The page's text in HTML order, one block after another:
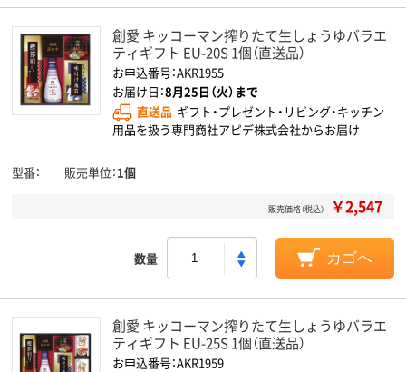
創愛 キッコーマン搾りたて生しょうゆバラエ
ティギフト EU-20S 1個（直送品）
お申込番号：AKR1955
お届け日：8月25日（火）まで
直送品 ギフト・プレゼント・リビング・キッチン
用品を扱う専門商社アピデ株式会社からお届け
型番 販売単位 1個
販売価格（税込） ￥2,547
数量 カゴへ
創愛 キッコーマン搾りたて生しょうゆバラエ
ティギフト EU-25S 1個（直送品）
お申込番号：AKR1959